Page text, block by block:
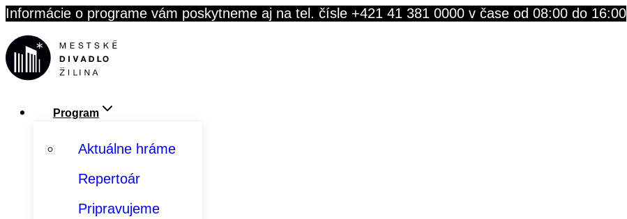
Skip
content
Informácie o programe vám poskytneme aj na tel. čísle +421 41 381 0000 v čase od 08:00 do 16:00
Program
Aktuálne hráme
Repertoár
Pripravujeme